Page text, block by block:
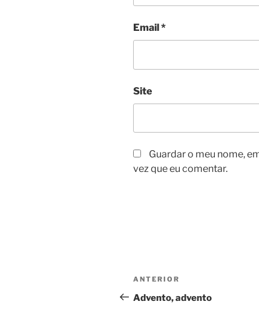
Email*
Site
Guardar o meu nome,
vez que eu comentar.
Navegação
de
Conteúdo
anterior
ANTERIOR
Advento, advento